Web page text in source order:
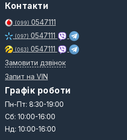
Контакти
(099) 0547111
(097) 0547111
(063) 0547111
Замовити дзвінок
Запит на VIN
Графік роботи
Пн-Пт: 8:30-19:00
Сб: 10:00-16:00
Нд: 10:00-16:00